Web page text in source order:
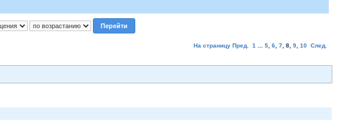
На страницу Пред. 1 5 6 7 8 9 10 След.